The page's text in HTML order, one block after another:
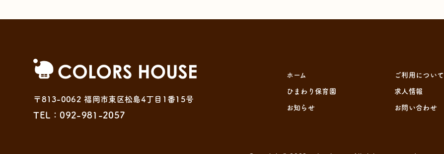
〒813-0062 福岡市東区松島4丁目1番15号
TEL：092-981-2057
ホーム ご利用について
ひまわり保育園 求人情報
お知らせ お問い合わせ